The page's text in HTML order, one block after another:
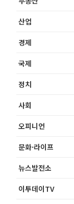
산업
경제
국제
정치
사회
오피니언
문화·라이프
뉴스발전소
이투데이TV